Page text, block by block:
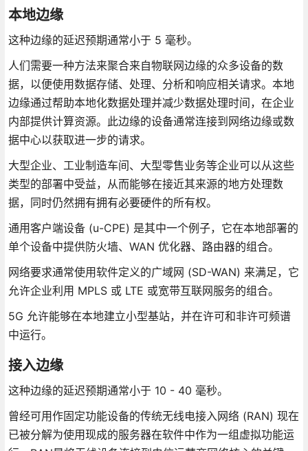
本地边缘
这种边缘的延迟预期通常小于 5 毫秒。
人们需要一种方法来聚合来自物联网边缘的众多设备的数
据，以便使用数据存储、处理、分析和响应相关请求。本地
边缘通过帮助本地化数据处理并减少数据处理时间，在企业
内部提供计算资源。此边缘的设备通常连接到网络边缘或数
据中心以获取进一步的请求。
大型企业、工业制造车间、大型零售业务等企业可以从这些
类型的部署中受益，从而能够在接近其来源的地方处理数
据，同时仍然拥有拥有必要硬件的所有权。
通用客户端设备 (u-CPE) 是其中一个例子，它在本地部署的
单个设备中提供防火墙、WAN 优化器、路由器的组合。
网络要求通常使用软件定义的广域网 (SD-WAN) 来满足，它
允许企业利用 MPLS 或 LTE 或宽带互联网服务的组合。
5G 允许能够在本地建立小型基站，并在许可和非许可频谱
中运行。
接入边缘
这种边缘的延迟预期通常小于 10 - 40 毫秒。
曾经可用作固定功能设备的传统无线电接入网络 (RAN) 现在
已被分解为使用现成的服务器在软件中作为一组虚拟功能运